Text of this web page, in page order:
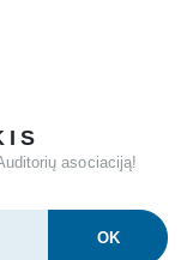
asociaciją!